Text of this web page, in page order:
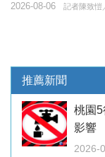
記者陳致愷
2026-08-06
推薦新聞
桃園
影響
2026-